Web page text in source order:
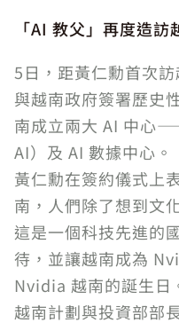
「AI 教父」再度造訪
5日，距黃仁勳首次
與越南政府簽署歷史
南成立兩大 AI 中心
AI）及 AI 數據中心。
黃仁勳在簽約儀式上
南，人們除了想到文
這是一個科技先進的
待，並讓越南成為
Nvidia 越南的誕生日
越南計劃與投資部部